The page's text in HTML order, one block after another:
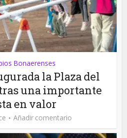
Bonaerenses
la Plaza del
una importante
en valor
Añadir comentario